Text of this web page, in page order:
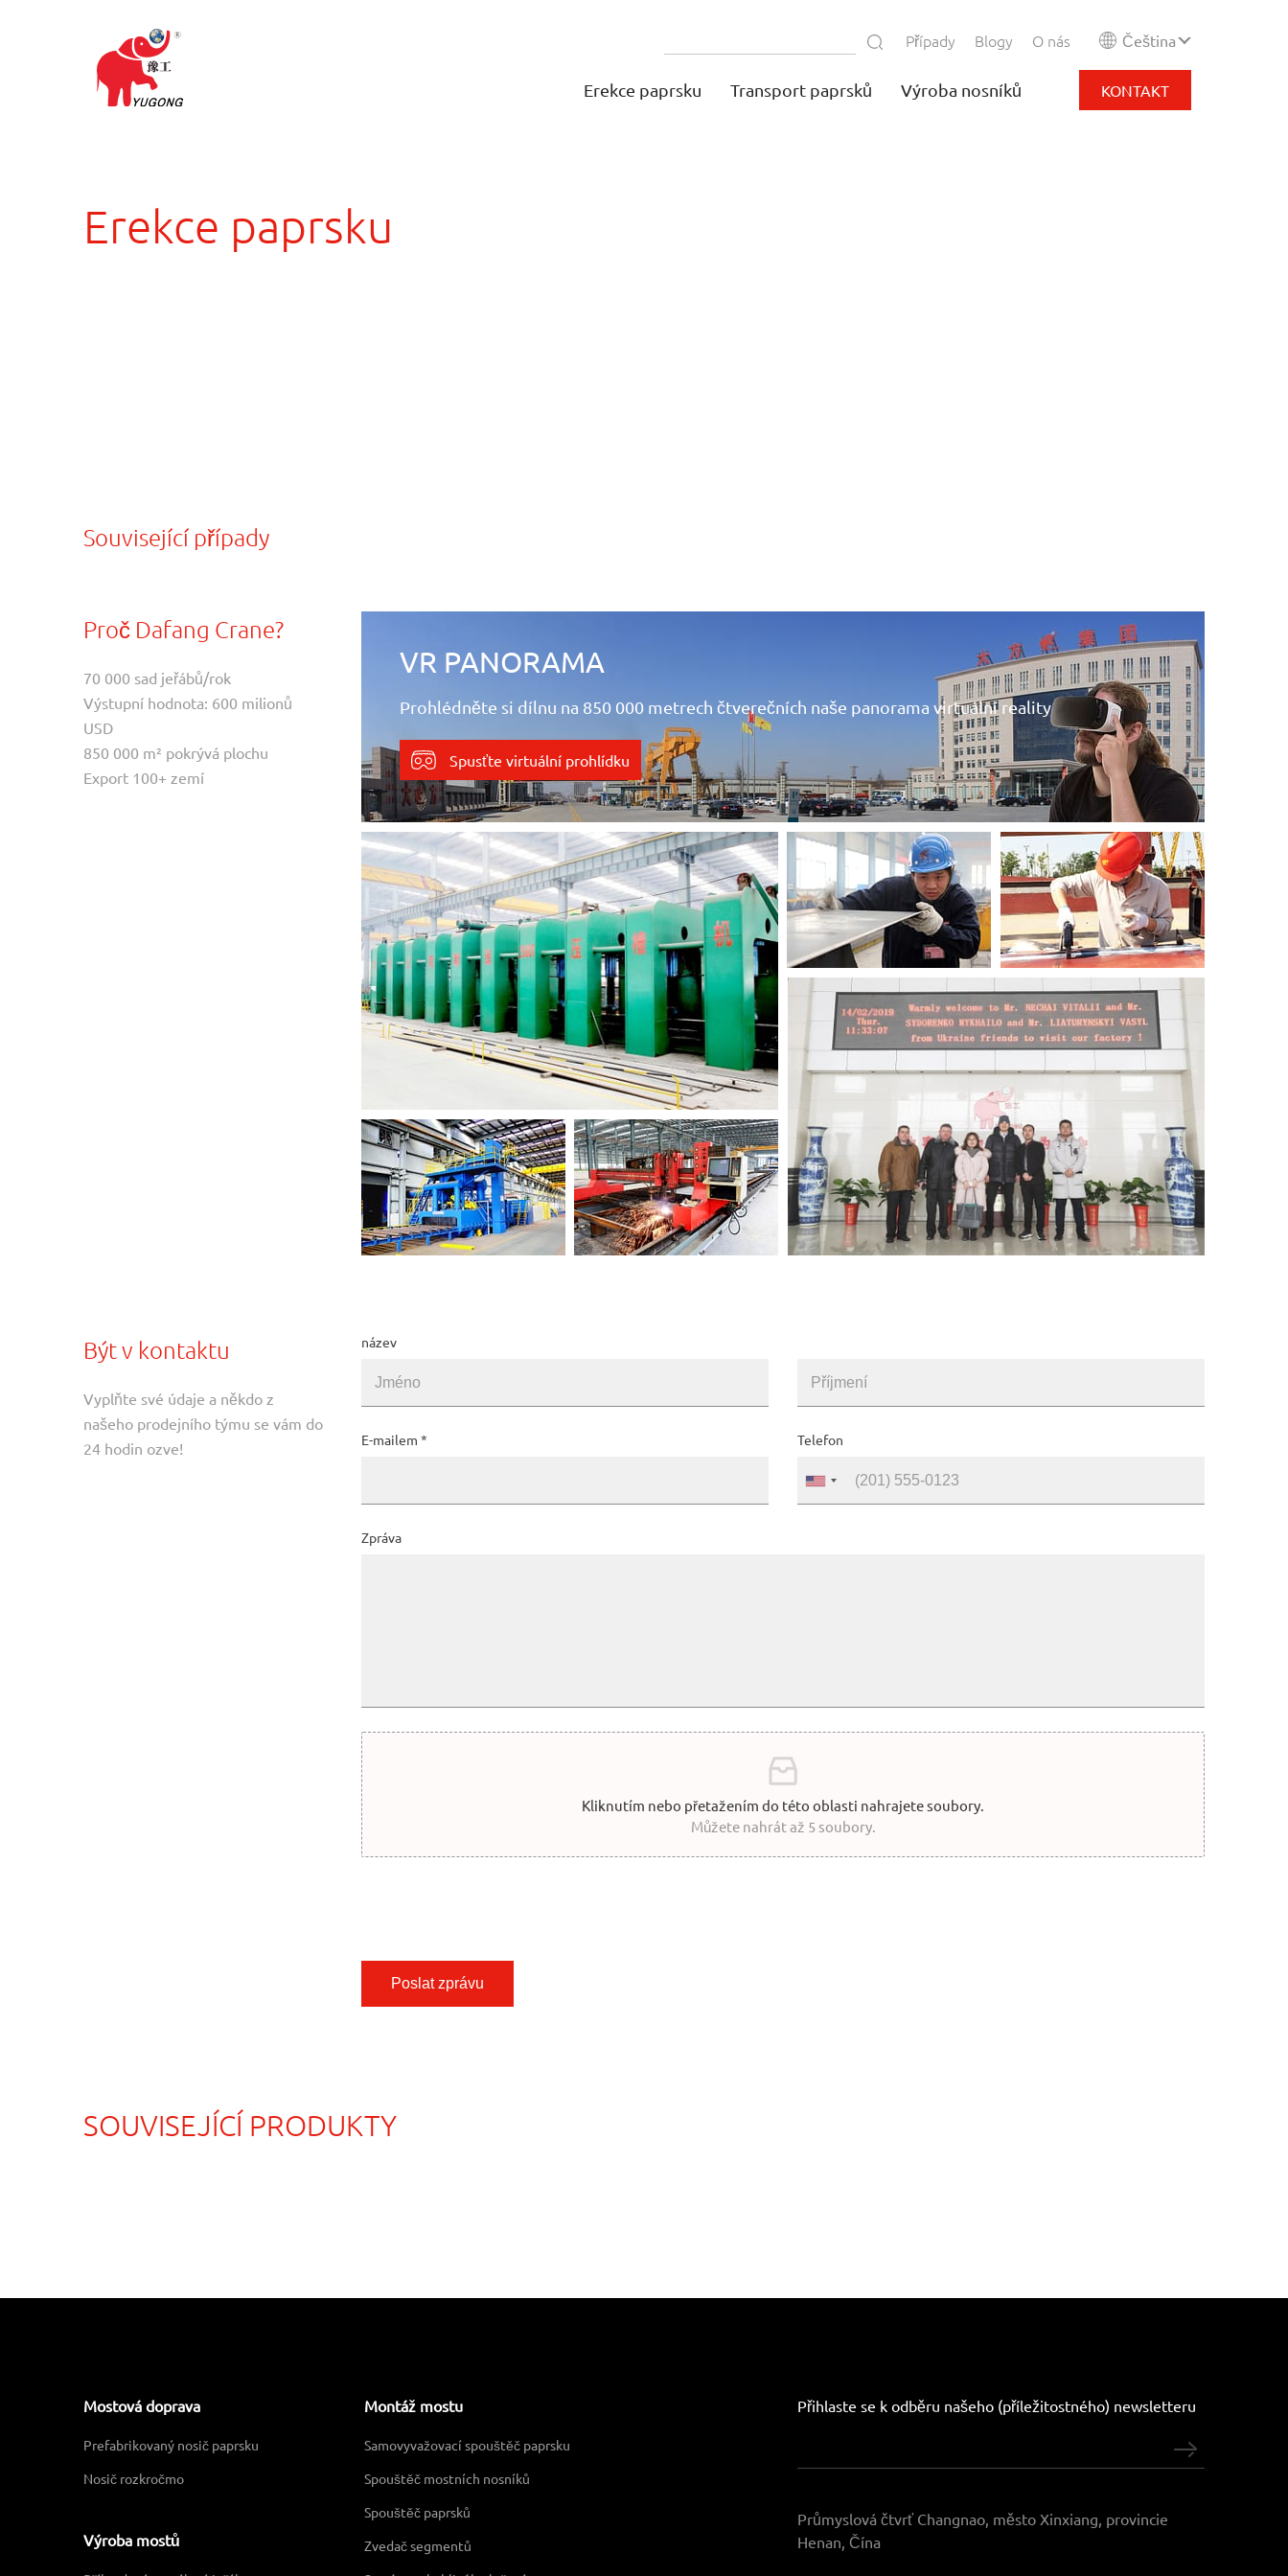
Čeština
Případy Blogy O nás
Erekce paprsku Transport paprsků Výroba nosníků KONTAKT
Erekce paprsku
Související případy
Proč Dafang Crane?
70 000 sad jeřábů/rok
Výstupní hodnota: 600 milionů
USD
850 000 m² pokrývá plochu
Export 100+ zemí
VR PANORAMA
Prohlédněte si dílnu na 850 000 metrech čtverečních naše panorama virtuální reality
Spusťte virtuální prohlídku
Být v kontaktu
Vyplňte své údaje a někdo z
našeho prodejního týmu se vám do
24 hodin ozve!
název
E-mailem * Telefon
Zpráva
Kliknutím nebo přetažením do této oblasti nahrajete soubory.
Můžete nahrát až 5 soubory.
Poslat zprávu
SOUVISEJÍCÍ PRODUKTY
Mostová doprava
Prefabrikovaný nosič paprsku
Nosič rozkročmo
Výroba mostů
Montáž mostu
Samovyvažovací spouštěč paprsku
Spouštěč mostních nosníků
Spouštěč paprsků
Zvedač segmentů
Přihlaste se k odběru našeho (příležitostného) newsletteru
Průmyslová čtvrť Changnao, město Xinxiang, provincie
Henan, Čína